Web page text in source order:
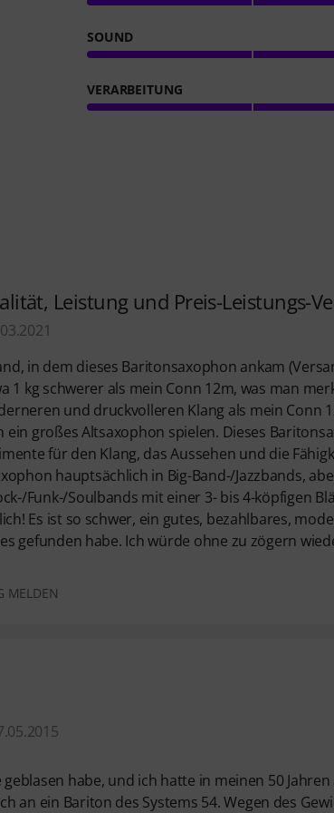
SOUND
VERARBEITUNG
Leistung und Preis-Leistungs-
in dem dieses Baritonsaxophon ankam
1 kg schwerer als mein Conn 12m, was man
und druckvolleren Klang als mein Conn
großes Altsaxophon spielen. Dieses
für den Klang, das Aussehen und die
hauptsächlich in Big-Band-/Jazzbands,
Funk-/Soulbands mit einer 3- bis 4-köpfigen
Es ist so schwer, ein gutes, bezahlbares,
gefunden habe. Ich würde ohne zu zögern
MELDEN
habe, und ich hatte in meinen 50
an ein Bariton des Systems 54. Wegen des